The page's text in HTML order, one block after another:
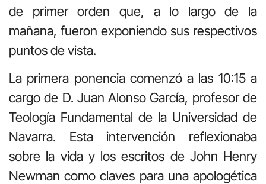
de primer orden que, a lo largo de la
mañana, fueron exponiendo sus respectivos
puntos de vista.
La primera ponencia comenzó a las 10:15 a
cargo de D. Juan Alonso García, profesor de
Teología Fundamental de la Universidad de
Navarra. Esta intervención reflexionaba
sobre la vida y los escritos de John Henry
Newman como claves para una apologética